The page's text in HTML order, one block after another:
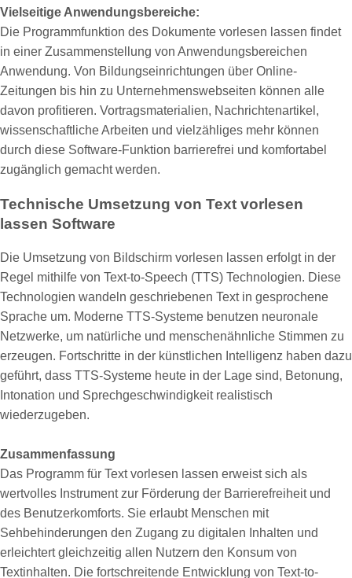
Vielseitige Anwendungsbereiche:
Die Programmfunktion des Dokumente vorlesen lassen findet
in einer Zusammenstellung von Anwendungsbereichen
Anwendung. Von Bildungseinrichtungen über Online-
Zeitungen bis hin zu Unternehmenswebseiten können alle
davon profitieren. Vortragsmaterialien, Nachrichtenartikel,
wissenschaftliche Arbeiten und vielzähliges mehr können
durch diese Software-Funktion barrierefrei und komfortabel
zugänglich gemacht werden.
Technische Umsetzung von Text vorlesen
lassen Software
Die Umsetzung von Bildschirm vorlesen lassen erfolgt in der
Regel mithilfe von Text-to-Speech (TTS) Technologien. Diese
Technologien wandeln geschriebenen Text in gesprochene
Sprache um. Moderne TTS-Systeme benutzen neuronale
Netzwerke, um natürliche und menschenähnliche Stimmen zu
erzeugen. Fortschritte in der künstlichen Intelligenz haben dazu
geführt, dass TTS-Systeme heute in der Lage sind, Betonung,
Intonation und Sprechgeschwindigkeit realistisch
wiederzugeben.
Zusammenfassung
Das Programm für Text vorlesen lassen erweist sich als
wertvolles Instrument zur Förderung der Barrierefreiheit und
des Benutzerkomforts. Sie erlaubt Menschen mit
Sehbehinderungen den Zugang zu digitalen Inhalten und
erleichtert gleichzeitig allen Nutzern den Konsum von
Textinhalten. Die fortschreitende Entwicklung von Text-to-